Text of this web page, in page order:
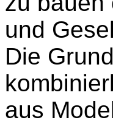
und
Die
aus